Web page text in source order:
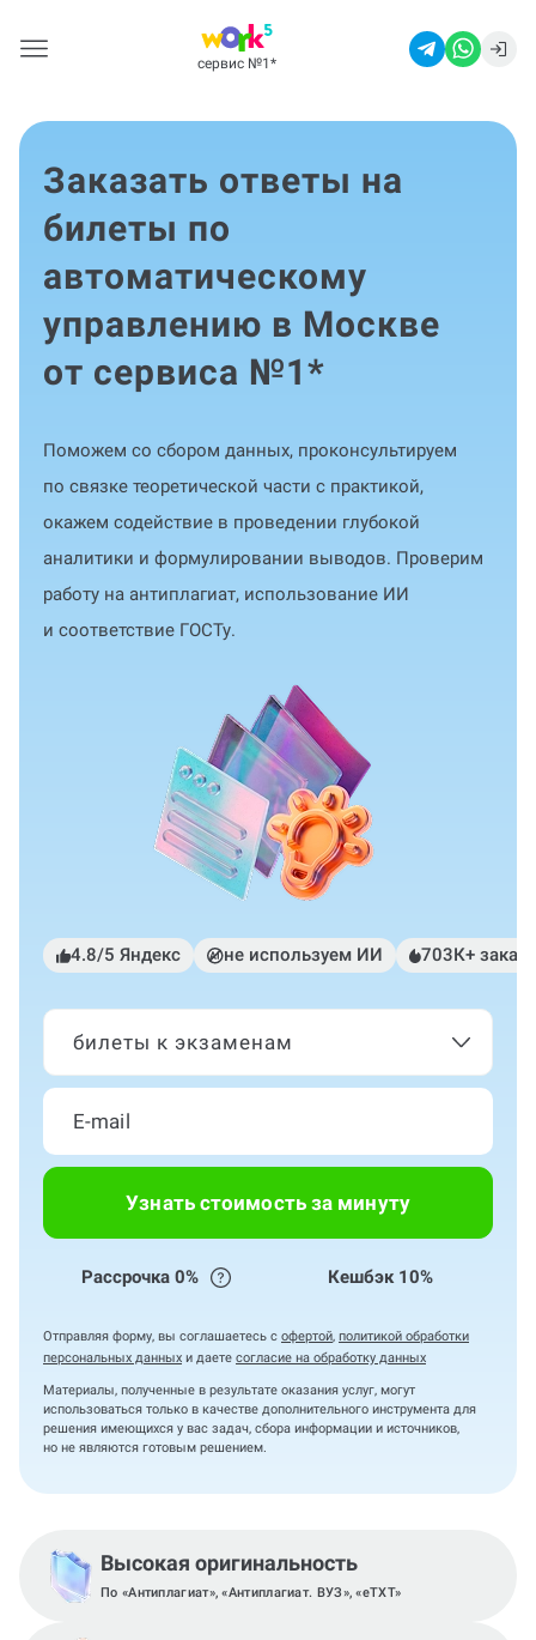
сервис №1 *
Заказать ответы на
билеты по
автоматическому
управлению в Москве
от сервиса №1*
Поможем со сбором данных, проконсультируем
по связке теоретической части с практикой,
окажем содействие в проведении глубокой
аналитики и формулировании выводов. Проверим
работу на антиплагиат, использование ИИ
и соответствие ГОСТу.
4.8/5 Яндекс не используем ИИ 703К+
билеты к экзаменам
Узнать стоимость за минуту
Рассрочка 0% Кешбэк 10%
Отправляя форму, вы соглашаетесь с офертой, политикой обработки
персональных данных и даете согласие на обработку данных
Материалы, полученные в результате оказания услуг, могут
использоваться только в качестве дополнительного инструмента для
решения имеющихся у вас задач, сбора информации и источников,
но не являются готовым решением.
Высокая оригинальность
По «Антиплагиат», «Антиплагиат. ВУЗ», «eTXT»